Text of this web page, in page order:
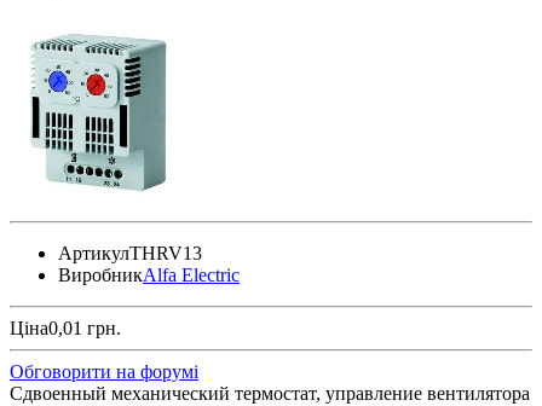
АртикулTHRV13
ВиробникAlfa Electric
Ціна0,01 грн.
Обговорити на форумі
Cдвоенный механический термостат, управление вентилятора